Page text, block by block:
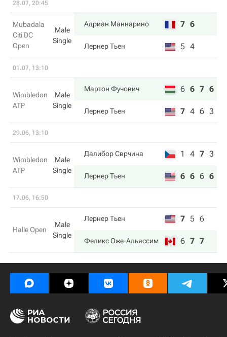
28.07, 20:45
Mubadala
Citi DC
Open
Male
Single
Адриан Маннарино 7 6
Лернер Тьен 5 4
01.07, 13:10
Wimbledon
ATP
Male
Single
Мартон Фучович 6 6 7 6
Лернер Тьен 7 4 6 3
29.06, 13:10
Wimbledon
ATP
Male
Single
Далибор Сврчина 1 4 7 3
Лернер Тьен 6 6 6 6
17.06, 16:50
Halle Open
Male
Single
Лернер Тьен 7 5 6
Феликс Оже-Альяссим 6 7 7